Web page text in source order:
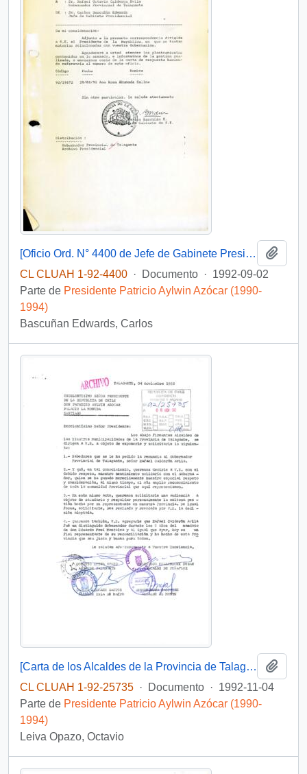
[Oficio Ord. N° 4400 de Jefe de Gabinete Presidencial, remite copia de carta]
CL CLUAH 1-92-4400 · Documento · 1992-09-02
Parte de Presidente Patricio Aylwin Azócar (1990-
1994)
Bascuñan Edwards, Carlos
[Carta de los Alcaldes de la Provincia de Talagante dando a conocer su apoyo al actual Gobernador Provincial a quien le fue solicitada su renuncia]
CL CLUAH 1-92-25735 · Documento · 1992-11-04
Parte de Presidente Patricio Aylwin Azócar (1990-
1994)
Leiva Opazo, Octavio